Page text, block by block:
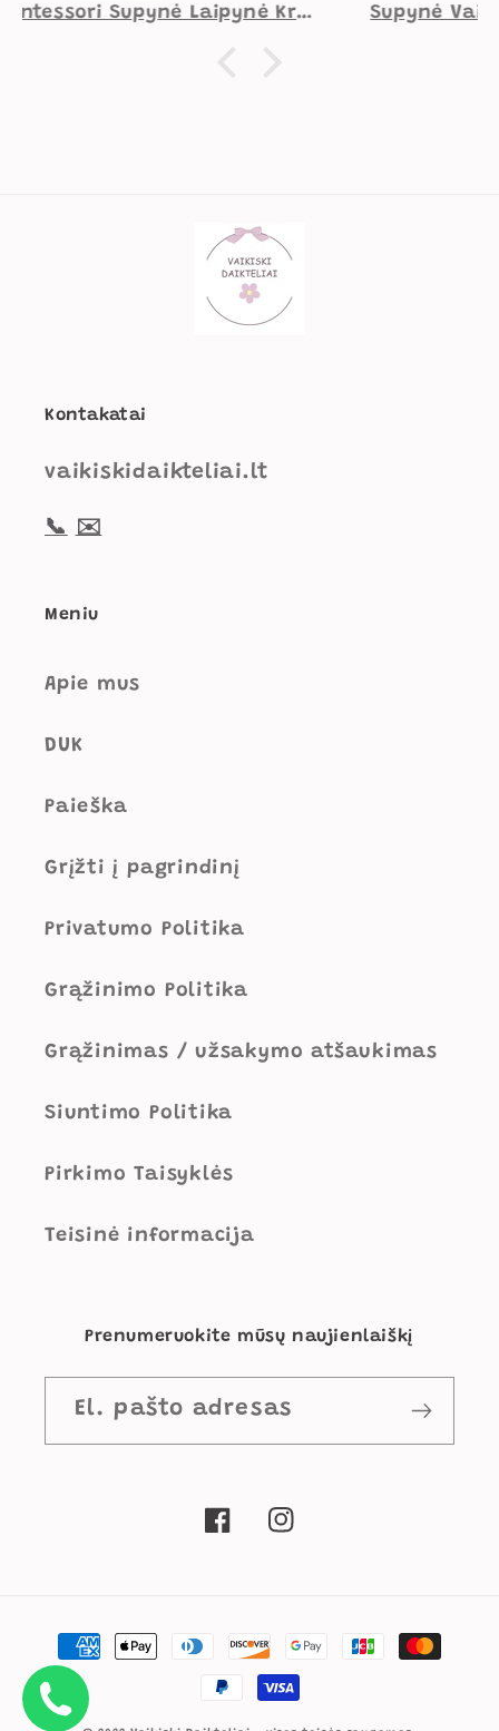
gerai.
Supynė Vaiko Kambariui Zuikutis Smėlio Spalvos
Kontakatai
vaikiskidaikteliai.lt
📞 ✉️
Meniu
Apie mus
DUK
Paieška
Grįžti į pagrindinį
Privatumo Politika
Grąžinimo Politika
Grąžinimas / užsakymo atšaukimas
Siuntimo Politika
Pirkimo Taisyklės
Teisinė informacija
Prenumeruokite mūsų naujienlaiškį
El. pašto adresas
„Facebook“„Instagram“
Mokėjimo
būdai